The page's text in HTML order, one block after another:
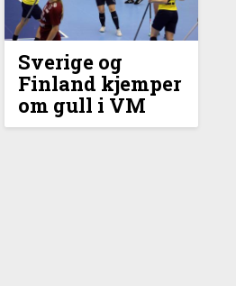
Sverige og
Finland kjemper
om gull i VM